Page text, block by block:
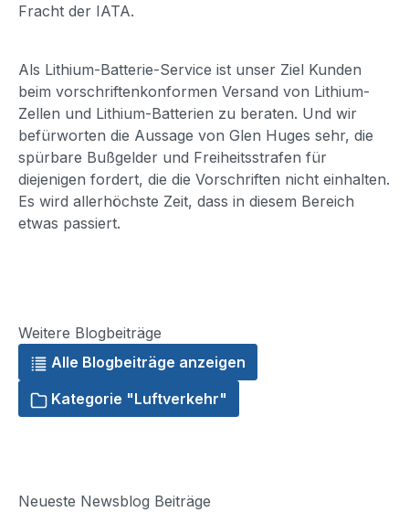
Fracht der IATA.
Als Lithium-Batterie-Service ist unser Ziel Kunden
beim vorschriftenkonformen Versand von Lithium-
Zellen und Lithium-Batterien zu beraten. Und wir
befürworten die Aussage von Glen Huges sehr, die
spürbare Bußgelder und Freiheitsstrafen für
diejenigen fordert, die die Vorschriften nicht einhalten.
Es wird allerhöchste Zeit, dass in diesem Bereich
etwas passiert.
Weitere Blogbeiträge
Alle Blogbeiträge anzeigen
Kategorie "Luftverkehr"
Neueste Newsblog Beiträge